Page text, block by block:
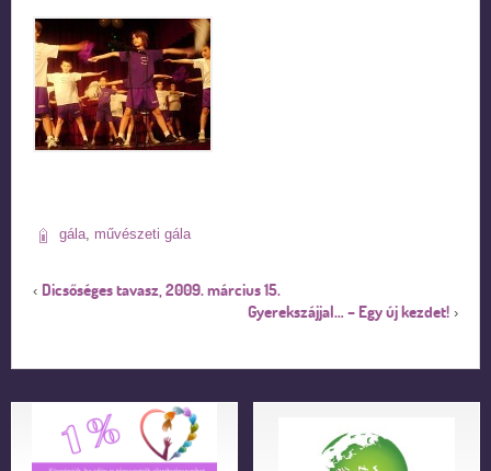
gála, művészeti gála
‹ Dicsőséges tavasz, 2009. március 15.
Gyerekszájjal… – Egy új kezdet! ›